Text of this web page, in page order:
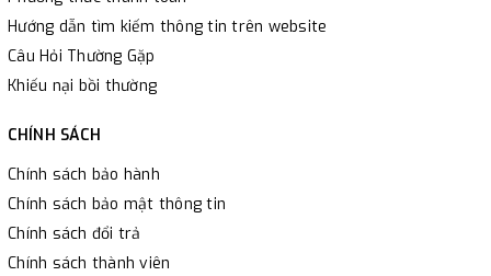
Hướng dẫn tìm kiếm thông tin trên website
Câu Hỏi Thường Gặp
Khiếu nại bồi thường
CHÍNH SÁCH
Chính sách bảo hành
Chính sách bảo mật thông tin
Chính sách đổi trả
Chính sách thành viên